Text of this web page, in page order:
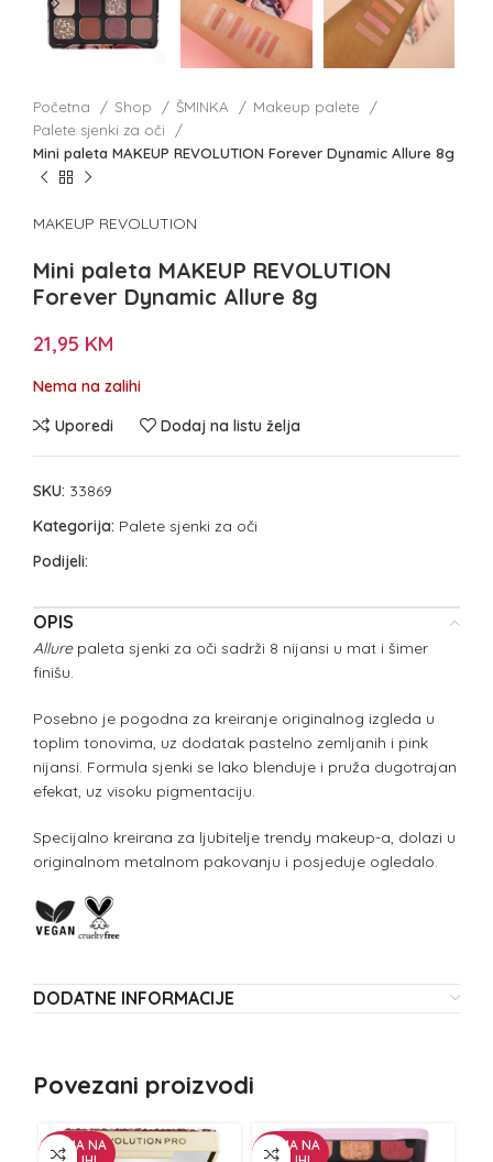
Početna Shop ŠMINKA
Makeup palete
Palete sjenki za oči
Mini paleta MAKEUP REVOLUTION Forever Dynamic Allure 8g
MAKEUP REVOLUTION
Mini paleta MAKEUP REVOLUTION
Forever Dynamic Allure 8g
21,95 KM
Nema na zalihi
Uporedi
Dodaj na listu želja
SKU: 33869
Kategorija: Palete sjenki za oči
Podijeli:
OPIS
Allurepaleta sjenki za oči sadrži 8 nijansi u mat i šimer
finišu.
Posebno je pogodna za kreiranje originalnog izgleda u
toplim tonovima, uz dodatak pastelno zemljanih i pink
nijansi. Formula sjenki se lako blenduje i pruža dugotrajan
efekat, uz visoku pigmentaciju.
Specijalno kreirana za ljubitelje trendy makeup-a, dolazi u
originalnom metalnom pakovanju i posjeduje ogledalo.
DODATNE INFORMACIJE
Povezani proizvodi
NEMA NA
NEMA NA